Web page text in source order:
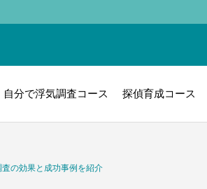
自分で浮気調査コース 探偵育成コース
の効果と成功事例を紹介